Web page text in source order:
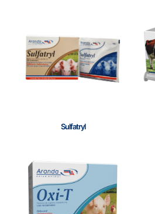
Sulfatryl